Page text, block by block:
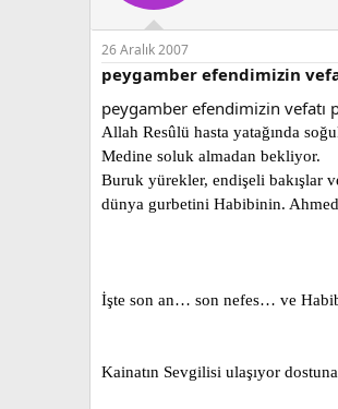
l
a
t
a
n
a
i
h
i
26 Aralık 2007
peygamber efendimizin
peygamber efendimizin vefatı
Allah Resûlü hasta yatağında
Medine soluk almadan bekliyor.
Buruk yürekler, endişeli bakışlar
dünya gurbetini Habibinin.
İşte son an… son nefes… ve
Kainatın Sevgilisi ulaşıyor dostuna